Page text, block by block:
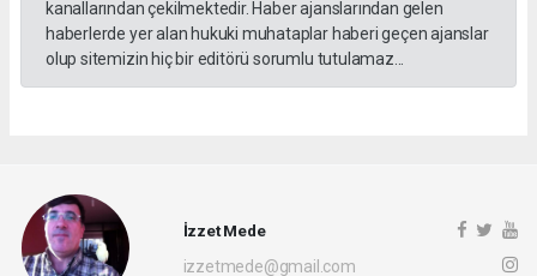
kanallarından çekilmektedir. Haber ajanslarından gelen
haberlerde yer alan hukuki muhataplar haberi geçen ajanslar
olup sitemizin hiç bir editörü sorumlu tutulamaz...
İzzet Mede
izzetmede@gmail.com